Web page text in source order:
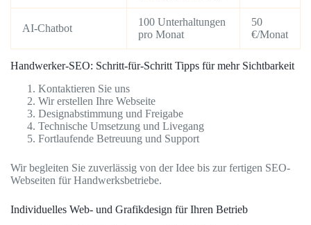
AI-Chatbot
100 Unterhaltungen
pro Monat
50
€/Monat
Handwerker-SEO: Schritt-für-Schritt Tipps für mehr Sichtbarkeit
Kontaktieren Sie uns
Wir erstellen Ihre Webseite
Designabstimmung und Freigabe
Technische Umsetzung und Livegang
Fortlaufende Betreuung und Support
Wir begleiten Sie zuverlässig von der Idee bis zur fertigen SEO-
Webseiten für Handwerksbetriebe.
Individuelles Web- und Grafikdesign für Ihren Betrieb